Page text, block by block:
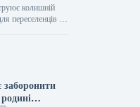
колишній
переселенців за
Харківської
заборонити